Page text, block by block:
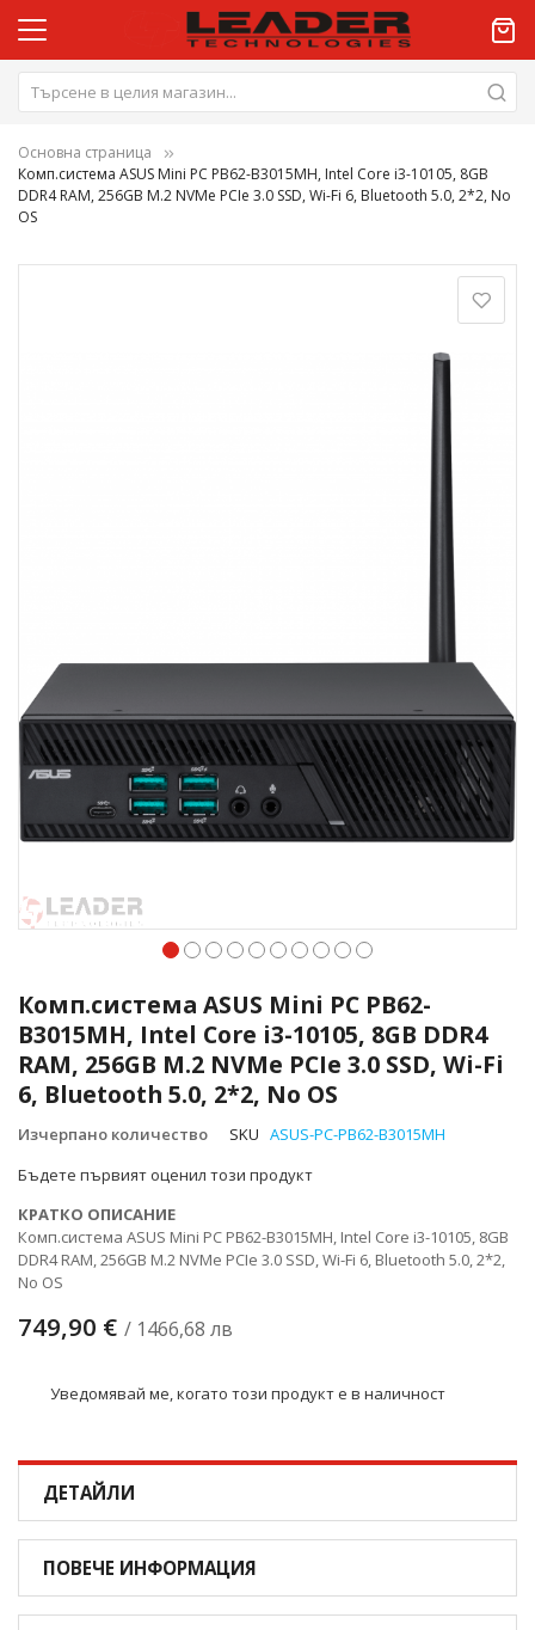
Основна страница
Комп.система ASUS Mini PC PB62-B3015MH, Intel Core i3-10105, 8GB
DDR4 RAM, 256GB M.2 NVMe PCIe 3.0 SSD, Wi-Fi 6, Bluetooth 5.0, 2*2, No
OS
Комп.система ASUS Mini PC PB62-
B3015MH, Intel Core i3-10105, 8GB DDR4
RAM, 256GB M.2 NVMe PCIe 3.0 SSD, Wi-Fi
6, Bluetooth 5.0, 2*2, No OS
Изчерпано количество SKU ASUS-PC-PB62-B3015MH
Бъдете първият оценил този продукт
КРАТКО ОПИСАНИЕ
Комп.система ASUS Mini PC PB62-B3015MH, Intel Core i3-10105, 8GB
DDR4 RAM, 256GB M.2 NVMe PCIe 3.0 SSD, Wi-Fi 6, Bluetooth 5.0, 2*2,
No OS
749,90 € / 1466,68 лв
Уведомявай ме, когато този продукт е в наличност
към
началото
на
галерия
със
снимки
ДЕТАЙЛИ
ПОВЕЧЕ ИНФОРМАЦИЯ